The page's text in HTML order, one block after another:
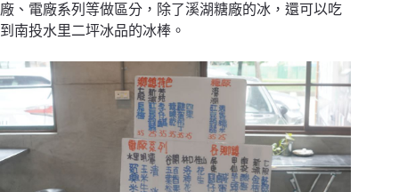
廠、電廠系列等做區分，除了溪湖糖廠的冰，還可以吃
到南投水里二坪冰品的冰棒。